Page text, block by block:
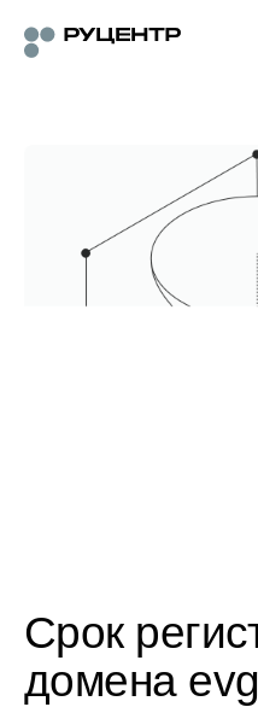
Срок
домена